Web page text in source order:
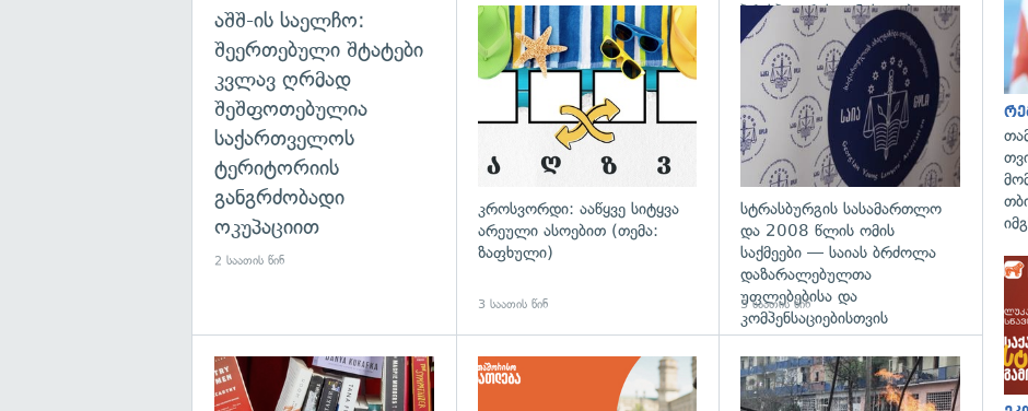
პრესპიკერის განცხადება
აშშ-ის საელჩო:
შეერთებული შტატები
კვლავ ღრმად
შეშფოთებულია
საქართველოს
ტერიტორიის
განგრძობადი
ოკუპაციით
2 საათის წინ
გადახედვა
კროსვორდი: ააწყვე სიტყვა
არეული ასოებით (თემა:
ზაფხული)
3 საათის წინ
სტრასბურგის სასამართლო
და 2008 წლის ომის
საქმეები — საიას ბრძოლა
დაზარალებულთა
უფლებებისა და
კომპენსაციებისთვის
3 საათის წინ
გადახედვა